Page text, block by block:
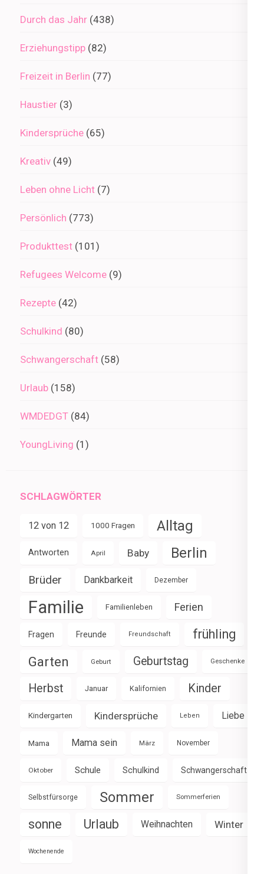
Durch das Jahr (438)
Erziehungstipp (82)
Freizeit in Berlin (77)
Haustier (3)
Kindersprüche (65)
Kreativ (49)
Leben ohne Licht (7)
Persönlich (773)
Produkttest (101)
Refugees Welcome (9)
Rezepte (42)
Schulkind (80)
Schwangerschaft (58)
Urlaub (158)
WMDEDGT (84)
YoungLiving (1)
SCHLAGWÖRTER
12 von 12 1000 Fragen Alltag
Antworten April Baby Berlin
Brüder Dankbarkeit Dezember
Familie Familienleben Ferien
Fragen Freunde Freundschaft frühling
Garten Geburt Geburtstag Geschenke
Herbst Januar Kalifornien Kinder
Kindergarten Kindersprüche Leben Liebe
Mama Mama sein März November
Oktober Schule Schulkind Schwangerschaft
Selbstfürsorge Sommer Sommerferien
sonne Urlaub Weihnachten Winter
Wochenende